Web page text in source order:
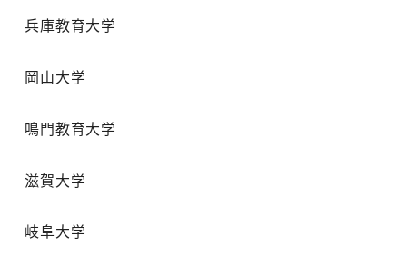
兵庫教育大学
岡山大学
鳴門教育大学
滋賀大学
岐阜大学